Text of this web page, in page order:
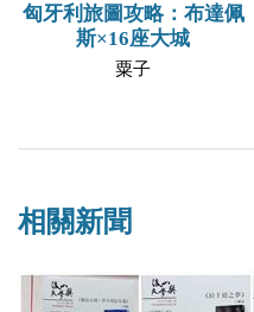
匈牙利旅圖攻略：布達佩
斯×16座大城
粟子
相關新聞